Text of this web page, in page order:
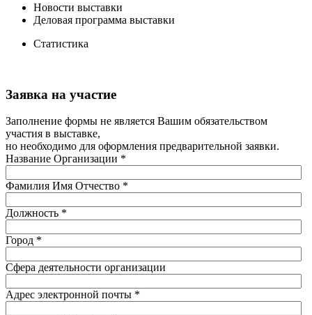
Новости выставки
Деловая программа выставки
Статистика
Заявка на участие
Заполнение формы не является Вашим обязательством
участия в выставке,
но необходимо для оформления предварительной заявки.
Название Организации *
Фамилия Имя Отчество *
Должность *
Город *
Сфера деятельности организации
Адрес электронной почты *